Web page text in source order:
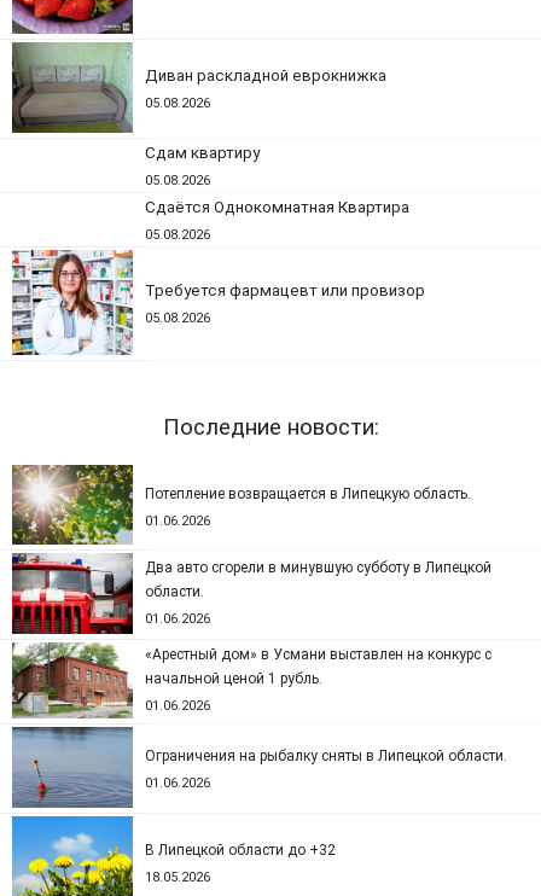
Диван раскладной еврокнижка
05.08.2026
Сдам квартиру
05.08.2026
Сдаётся Однокомнатная Квартира
05.08.2026
Требуется фармацевт или провизор
05.08.2026
Последние новости:
Потепление возвращается в Липецкую область.
01.06.2026
Два авто сгорели в минувшую субботу в Липецкой
области.
01.06.2026
«Арестный дом» в Усмани выставлен на конкурс с
начальной ценой 1 рубль.
01.06.2026
Ограничения на рыбалку сняты в Липецкой области.
01.06.2026
В Липецкой области до +32
18.05.2026